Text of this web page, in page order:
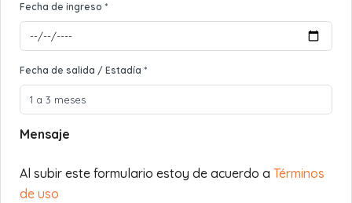
Fecha de ingreso *
Fecha de salida / Estadía *
Mensaje
Al subir este formulario estoy de acuerdo a Términos
de uso